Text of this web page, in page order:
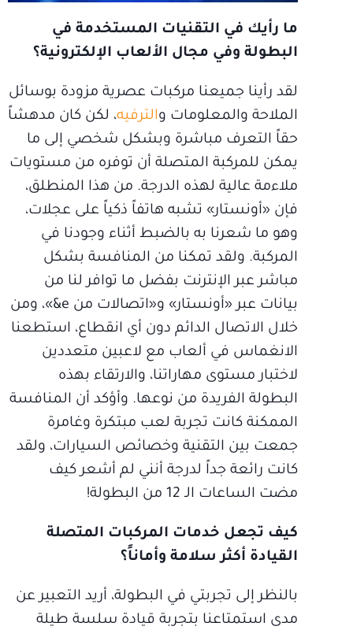
ما رأيك في التقنيات المستخدمة في
البطولة وفي مجال الألعاب الإلكترونية؟
لقد رأينا جميعنا مركبات عصرية مزودة بوسائل
الملاحة والمعلومات والترفيه، لكن كان مدهشاً
حقاً التعرف مباشرة وبشكل شخصي إلى ما
يمكن للمركبة المتصلة أن توفره من مستويات
ملاءمة عالية لهذه الدرجة. من هذا المنطلق،
فإن «أونستار» تشبه هاتفاً ذكياً على عجلات،
وهو ما شعرنا به بالضبط أثناء وجودنا في
المركبة. ولقد تمكنا من المنافسة بشكل
مباشر عبر الإنترنت بفضل ما توافر لنا من
بيانات عبر «أونستار» و«اتصالات من e&»، ومن
خلال الاتصال الدائم دون أي انقطاع، استطعنا
الانغماس في ألعاب مع لاعبين متعددين
لاختبار مستوى مهاراتنا، والارتقاء بهذه
البطولة الفريدة من نوعها. وأؤكد أن المنافسة
الممكنة كانت تجربة لعب مبتكرة وغامرة
جمعت بين التقنية وخصائص السيارات، ولقد
كانت رائعة جداً لدرجة أنني لم أشعر كيف
مضت الساعات الـ 12 من البطولة!
كيف تجعل خدمات المركبات المتصلة
القيادة أكثر سلامة وأماناً؟
بالنظر إلى تجربتي في البطولة، أريد التعبير عن
مدى استمتاعنا بتجربة قيادة سلسة طيلة